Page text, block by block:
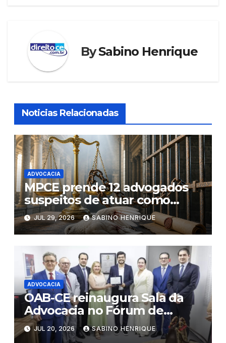
BySabino Henrique
Noticias Relacionadas
ADVOCACIA
MPCE prende 12 advogados
suspeitos de atuar como
“pombos- correio” de facções
criminosas no Ceará
JUL 29, 2026 SABINO HENRIQUE
ADVOCACIA
OAB-CE reinaugura Sala da
Advocacia no Fórum de
Eusébio
JUL 20, 2026 SABINO HENRIQUE